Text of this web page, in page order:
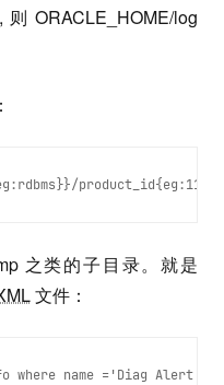
ORACLE_HOME/log
之类的子目录。就是
文件：
where name ='Diag Alert';